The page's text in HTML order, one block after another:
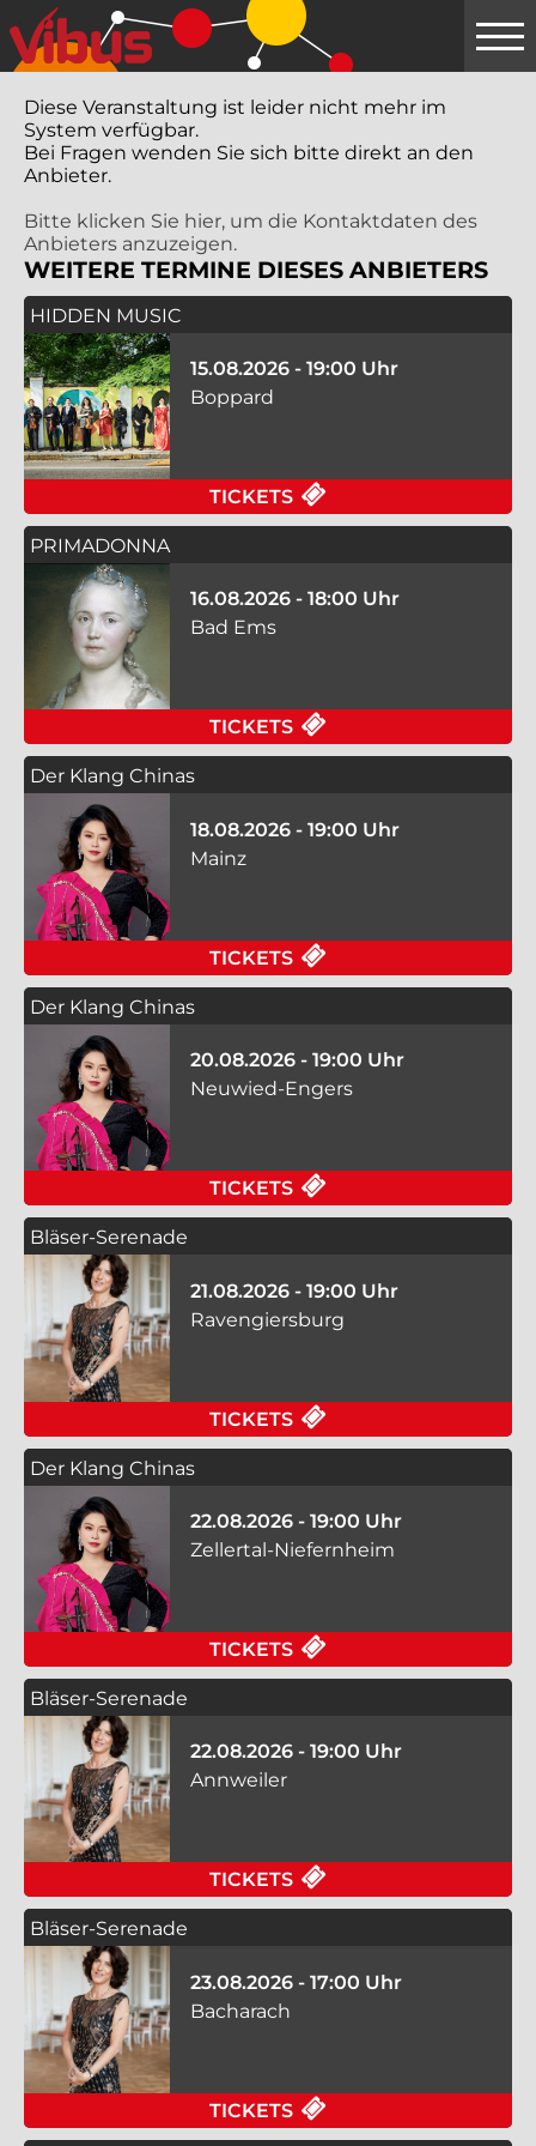
Springe
zum
Hauptinhalt
Diese Veranstaltung ist leider nicht mehr im
System verfügbar.
Bei Fragen wenden Sie sich bitte direkt an den
Anbieter.
Bitte klicken Sie hier, um die Kontaktdaten des
Anbieters anzuzeigen.
WEITERE TERMINE DIESES ANBIETERS
HIDDEN MUSIC
15.08.2026 - 19:00 Uhr
Boppard
TICKETS
PRIMADONNA
16.08.2026 - 18:00 Uhr
Bad Ems
TICKETS
Der Klang Chinas
18.08.2026 - 19:00 Uhr
Mainz
TICKETS
Der Klang Chinas
20.08.2026 - 19:00 Uhr
Neuwied-Engers
TICKETS
Bläser-Serenade
21.08.2026 - 19:00 Uhr
Ravengiersburg
TICKETS
Der Klang Chinas
22.08.2026 - 19:00 Uhr
Zellertal-Niefernheim
TICKETS
Bläser-Serenade
22.08.2026 - 19:00 Uhr
Annweiler
TICKETS
Bläser-Serenade
23.08.2026 - 17:00 Uhr
Bacharach
TICKETS